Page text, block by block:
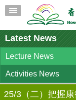
Latest News
Lecture News
Activities News
25/3（二）把握